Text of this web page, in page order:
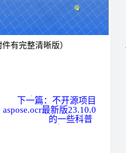
有完整清晰版）
下一篇：不开源项目
aspose.ocr最新版23.10.0
的一些科普